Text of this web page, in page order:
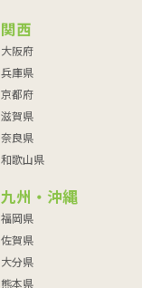
関西
大阪府
兵庫県
京都府
滋賀県
奈良県
和歌山県
九州・沖縄
福岡県
佐賀県
大分県
熊本県